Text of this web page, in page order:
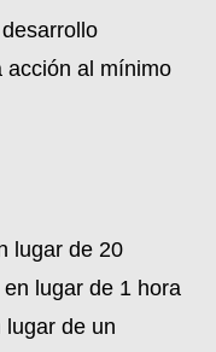
acción al mínimo
lugar de 20
lugar de 1 hora
lugar de un